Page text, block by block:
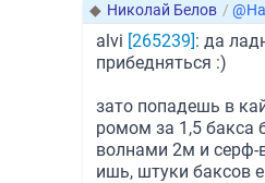
◆ Николай Белов /
alvi [265239]: да
прибедняться :)
зато попадешь в
ромом за 1,5 бакса
волнами 2м и серф-
ишь, штуки баксов